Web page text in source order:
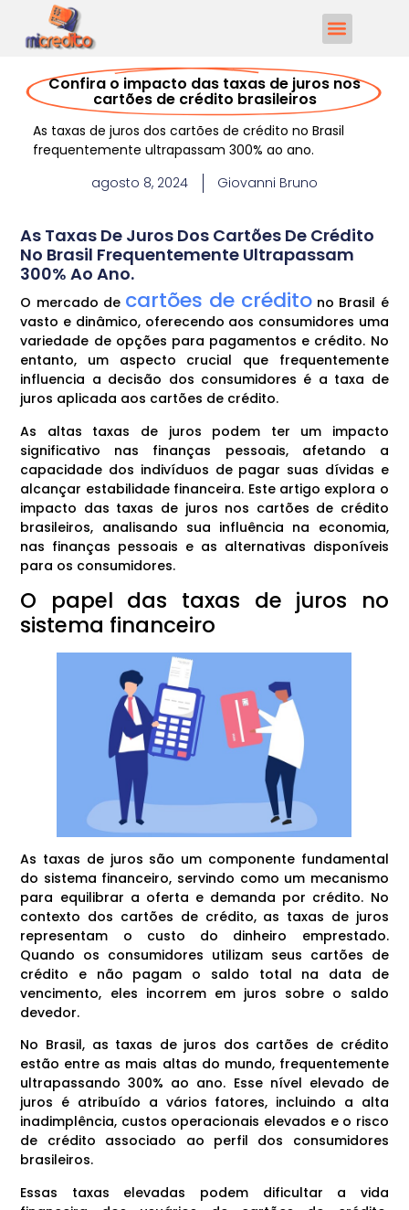
Confira o impacto das taxas de juros nos
cartões de crédito brasileiros
As taxas de juros dos cartões de crédito no Brasil
frequentemente ultrapassam 300% ao ano.
agosto 8, 2024
Giovanni Bruno
As Taxas De Juros Dos Cartões De Crédito
No Brasil Frequentemente Ultrapassam
300% Ao Ano.
O mercado de cartões de crédito no Brasil é
vasto e dinâmico, oferecendo aos consumidores uma
variedade de opções para pagamentos e crédito. No
entanto, um aspecto crucial que frequentemente
influencia a decisão dos consumidores é a taxa de
juros aplicada aos cartões de crédito.
As altas taxas de juros podem ter um impacto
significativo nas finanças pessoais, afetando a
capacidade dos indivíduos de pagar suas dívidas e
alcançar estabilidade financeira. Este artigo explora o
impacto das taxas de juros nos cartões de crédito
brasileiros, analisando sua influência na economia,
nas finanças pessoais e as alternativas disponíveis
para os consumidores.
O papel das taxas de juros no
sistema financeiro
As taxas de juros são um componente fundamental
do sistema financeiro, servindo como um mecanismo
para equilibrar a oferta e demanda por crédito. No
contexto dos cartões de crédito, as taxas de juros
representam o custo do dinheiro emprestado.
Quando os consumidores utilizam seus cartões de
crédito e não pagam o saldo total na data de
vencimento, eles incorrem em juros sobre o saldo
devedor.
No Brasil, as taxas de juros dos cartões de crédito
estão entre as mais altas do mundo, frequentemente
ultrapassando 300% ao ano. Esse nível elevado de
juros é atribuído a vários fatores, incluindo a alta
inadimplência, custos operacionais elevados e o risco
de crédito associado ao perfil dos consumidores
brasileiros.
Essas taxas elevadas podem dificultar a vida